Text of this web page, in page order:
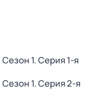
Сезон 1. Серия 1-я
Сезон 1. Серия 2-я